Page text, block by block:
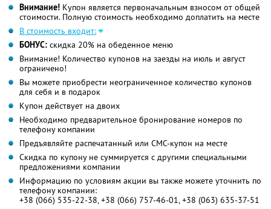
Внимание! Купон является первоначальным взносом от общей
стоимости. Полную стоимость необходимо доплатить на месте
В стоимость входит:
БОНУС: скидка 20% на обеденное меню
Внимание! Количество купонов на заезды на июль и август
ограничено!
Вы можете приобрести неограниченное количество купонов
для себя и в подарок
Купон действует на двоих
Необходимо предварительное бронирование номеров по
телефону компании
Предъявляйте распечатанный или СМС-купон на месте
Скидка по купону не суммируется с другими специальными
предложениями компании
Информацию по условиям акции вы также можете уточнить по
телефону компании:
+38 (066) 535-22-38, +38 (066) 757-46-01, +38 (063) 635-37-51